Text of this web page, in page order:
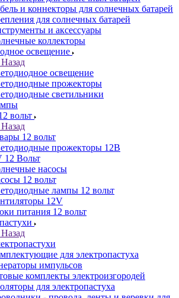
и коннекторы для солнечных батарей
для солнечных батарей
и аксессуары
коллекторы
освещение
Назад
освещение
прожекторы
светильники
вольт
Назад
12 вольт
прожекторы 12В
12 Вольт
насосы
12 вольт
лампы 12 вольт
12V
питания 12 вольт
Назад
для электропастуха
импульсов
комплекты электроизгородей
для электропастуха